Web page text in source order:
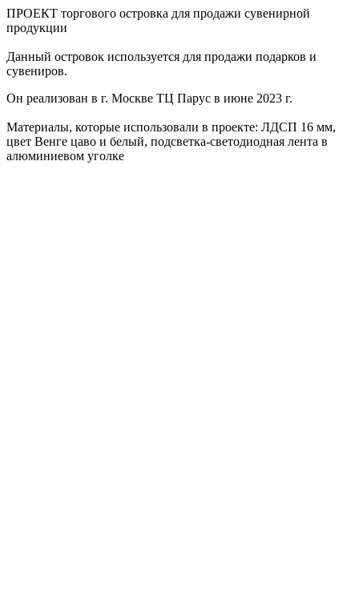
ПРОЕКТ торгового островка для продажи сувенирной
продукции
Данный островок используется для продажи подарков и
сувениров.
Он реализован в г. Москве ТЦ Парус в июне 2023 г.
Материалы, которые использовали в проекте: ЛДСП 16 мм,
цвет Венге цаво и белый, подсветка-светодиодная лента в
алюминиевом уголке